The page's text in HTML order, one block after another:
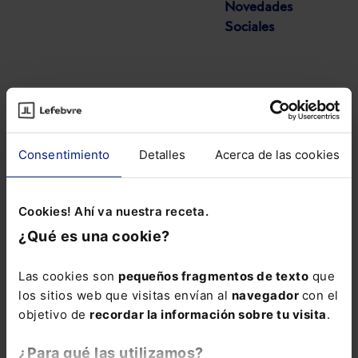
Consentimiento Detalles Acerca de las cookies
Cookies! Ahí va nuestra receta.
¿Qué es una cookie?
Las cookies son pequeños fragmentos de texto que
los sitios web que visitas envían al navegador con el
objetivo de recordar la información sobre tu visita.
¿Para qué las utilizamos?
Novedades
Sociales
COMENTARIOS